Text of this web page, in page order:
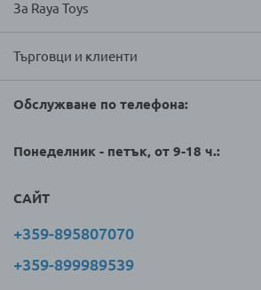
За Raya Toys
Търговци и клиенти
Обслужване по телефона:
Понеделник - петък, от 9-18 ч.:
САЙТ
+359-895807070
+359-899989539